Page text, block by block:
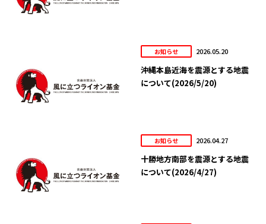
お知らせ 2026.05.20
沖縄本島近海を震源とする地震
について(2026/5/20)
お知らせ 2026.04.27
十勝地方南部を震源とする地震
について(2026/4/27)